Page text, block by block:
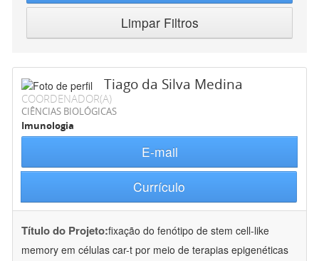
Limpar Filtros
Tiago da Silva Medina
COORDENADOR(A)
CIÊNCIAS BIOLÓGICAS
Imunologia
E-mail
Currículo
Título do Projeto:fixação do fenótipo de stem cell-like
memory em células car-t por meio de terapias epigenéticas